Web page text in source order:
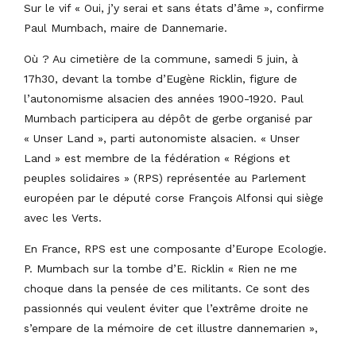
Sur le vif « Oui, j’y serai et sans états d’âme », confirme
Paul Mumbach, maire de Dannemarie.
Où ? Au cimetière de la commune, samedi 5 juin, à
17h30, devant la tombe d’Eugène Ricklin, figure de
l’autonomisme alsacien des années 1900-1920. Paul
Mumbach participera au dépôt de gerbe organisé par
« Unser Land », parti autonomiste alsacien. « Unser
Land » est membre de la fédération « Régions et
peuples solidaires » (RPS) représentée au Parlement
européen par le député corse François Alfonsi qui siège
avec les Verts.
En France, RPS est une composante d’Europe Ecologie.
P. Mumbach sur la tombe d’E. Ricklin « Rien ne me
choque dans la pensée de ces militants. Ce sont des
passionnés qui veulent éviter que l’extrême droite ne
s’empare de la mémoire de cet illustre dannemarien »,